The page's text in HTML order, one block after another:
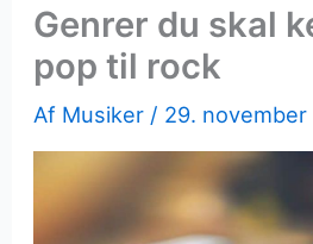
Genrer du skal
pop til rock
Af Musiker / 29. november